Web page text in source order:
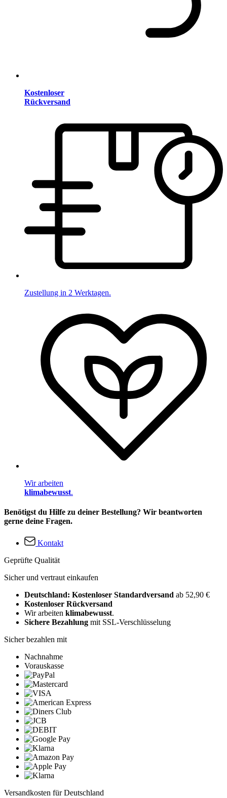
Kostenloser
Rückversand
Zustellung in 2 Werktagen.
Wir arbeiten
klimabewusst.
Benötigst du Hilfe zu deiner Bestellung? Wir beantworten
gerne deine Fragen.
Kontakt
Geprüfte Qualität
Sicher und vertraut einkaufen
Deutschland: Kostenloser Standardversand ab 52,90 €
Kostenloser Rückversand
Wir arbeiten klimabewusst.
Sichere Bezahlung mit SSL-Verschlüsselung
Sicher bezahlen mit
Nachnahme
Vorauskasse
Versandkosten für Deutschland